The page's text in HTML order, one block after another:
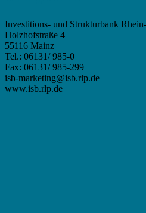
Investitions- und Strukturbank
Holzhofstraße 4
55116 Mainz
Tel.: 06131/ 985-0
Fax: 06131/ 985-299
isb-marketing@isb.rlp.de
www.isb.rlp.de